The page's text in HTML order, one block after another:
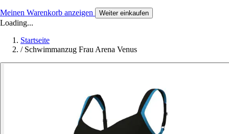
Meinen Warenkorb anzeigen Weiter einkaufen
Loading...
Startseite
/ Schwimmanzug Frau Arena Venus